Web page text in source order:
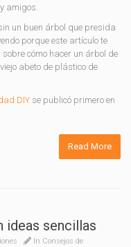
amigos.
un buen árbol que presida
porque este artículo te
cómo hacer un árbol de
abeto de plástico de
DIY se publicó primero en
Read More
ideas sencillas
In Consejos de